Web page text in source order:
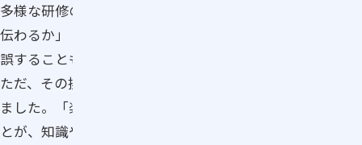
多様な研修の実施や教育コンテンツの制作は「どうすれば
伝わるか」「どうすれば楽しみながら学べるか」を試行錯
誤することも多く、たくさんの挑戦がありました。
ただ、その挑戦で、自分自身が楽しむことも大切にしてき
ました。「楽しい学びであること、楽しみながら学べるこ
とが、知識やスキルの定着につながる」と考え、研修を作